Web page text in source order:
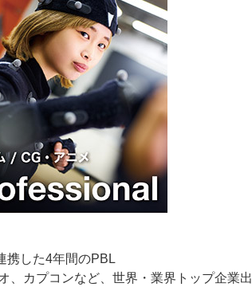
携した4年間のPBL
、カプコンなど、世界・業界トップ企業出